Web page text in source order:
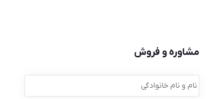
مشاوره و فروش
نام
و
نام